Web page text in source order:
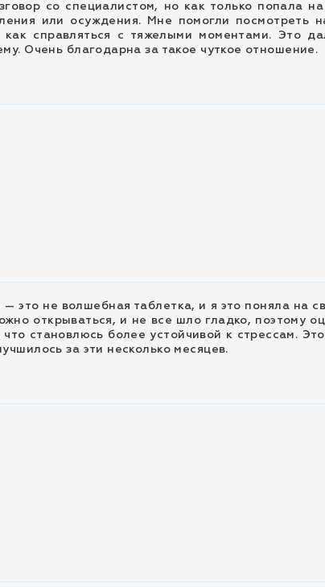
со специалистом, но как только попала
или осуждения. Мне помогли
как справляться с тяжелыми моментами. Это
Очень благодарна за такое чуткое отношение.
— это не волшебная таблетка, и я это поняла на
открываться, и не все шло гладко, поэтому
что становлюсь более устойчивой к стрессам.
за эти несколько месяцев.